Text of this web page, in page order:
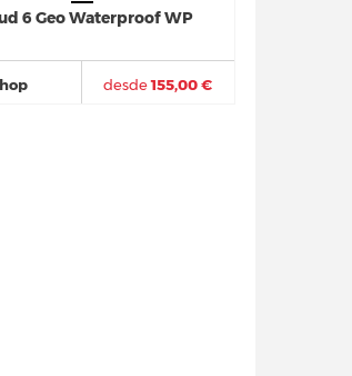
6 Geo Waterproof WP
desde155,00 €